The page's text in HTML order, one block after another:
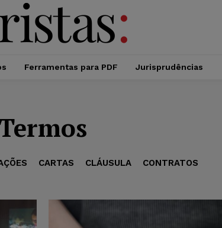
Ferramentas para PDF Jurisprudências
CARTAS CLÁUSULA CONTRATOS